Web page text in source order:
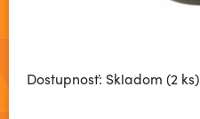
Dostupnosť: Skladom (2 ks)